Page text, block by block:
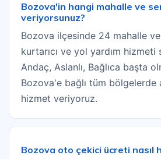
Bozova'in hangi mahalle ve
veriyorsunuz?
Bozova ilçesinde 24 mahalle
kurtarıcı ve yol yardım hizmeti
Andaç, Aslanlı, Bağlıca başta
Bozova'e bağlı tüm
hizmet veriyoruz.
Bozova oto çekici ücreti nasıl